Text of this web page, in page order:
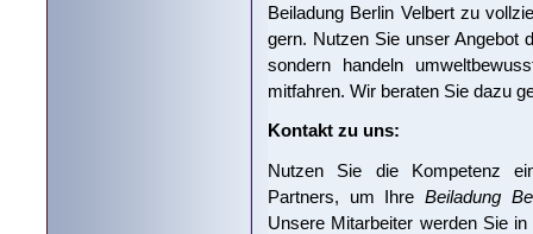
Beiladung Berlin Velbert zu
gern. Nutzen Sie unser Angebot
sondern handeln
mitfahren. Wir beraten Sie dazu
Kontakt zu uns:
Nutzen Sie die Kompetenz
Partners, um Ihre Beiladung
Unsere Mitarbeiter werden Sie